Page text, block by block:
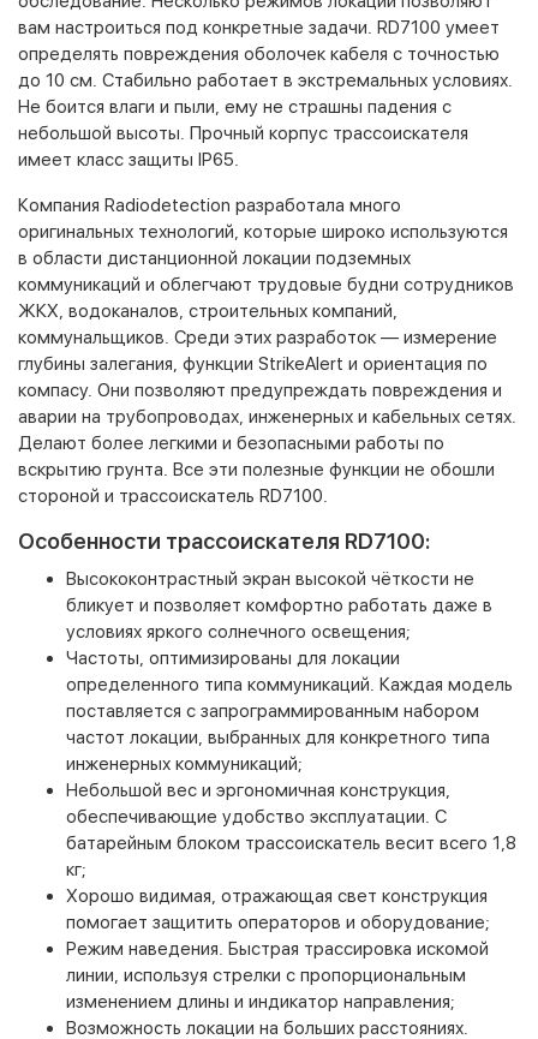
вам настроиться под конкретные задачи. RD7100 умеет
определять повреждения оболочек кабеля с точностью
до 10 см. Стабильно работает в экстремальных условиях.
Не боится влаги и пыли, ему не страшны падения с
небольшой высоты. Прочный корпус трассоискателя
имеет класс защиты IP65.
Компания Radiodetection разработала много
оригинальных технологий, которые широко используются
в области дистанционной локации подземных
коммуникаций и облегчают трудовые будни сотрудников
ЖКХ, водоканалов, строительных компаний,
коммунальщиков. Среди этих разработок — измерение
глубины залегания, функции StrikeAlert и ориентация по
компасу. Они позволяют предупреждать повреждения и
аварии на трубопроводах, инженерных и кабельных сетях.
Делают более легкими и безопасными работы по
вскрытию грунта. Все эти полезные функции не обошли
стороной и трассоискатель RD7100.
Особенности трассоискателя RD7100:
Высококонтрастный экран высокой чёткости не
бликует и позволяет комфортно работать даже в
условиях яркого солнечного освещения;
Частоты, оптимизированы для локации
определенного типа коммуникаций. Каждая модель
поставляется с запрограммированным набором
частот локации, выбранных для конкретного типа
инженерных коммуникаций;
Небольшой вес и эргономичная конструкция,
обеспечивающие удобство эксплуатации. С
батарейным блоком трассоискатель весит всего 1,8
кг;
Хорошо видимая, отражающая свет конструкция
помогает защитить операторов и оборудование;
Режим наведения. Быстрая трассировка искомой
линии, используя стрелки с пропорциональным
изменением длины и индикатор направления;
Возможность локации на больших расстояниях.